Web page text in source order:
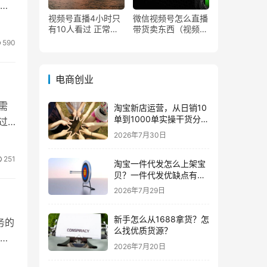
590
251
的
视频号直播4小时只
有10人看过 正常
微信视频号怎么直播
带货卖东西（视频号
电商创业
淘宝新店运营，从日销10
单到1000单实操干货分
享！
2026年7月30日
淘宝一件代发怎么上架宝
贝？一件代发优缺点有哪
些？
2026年7月29日
新手怎么从1688拿货？怎
么找优质货源？
2026年7月20日